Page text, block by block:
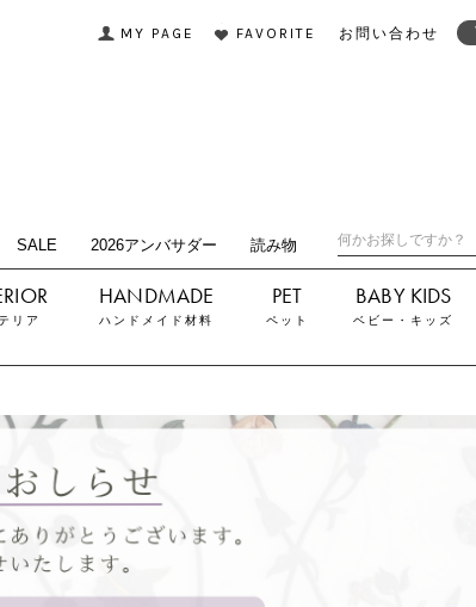
MY PAGE FAVORITE お問い合わせ
SALE 2026アンバサダー 読み物
リア ハンドメイド材料 ペット ベビー・キッズ